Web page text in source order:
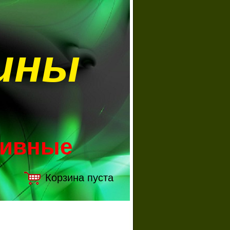
Корзина пуста